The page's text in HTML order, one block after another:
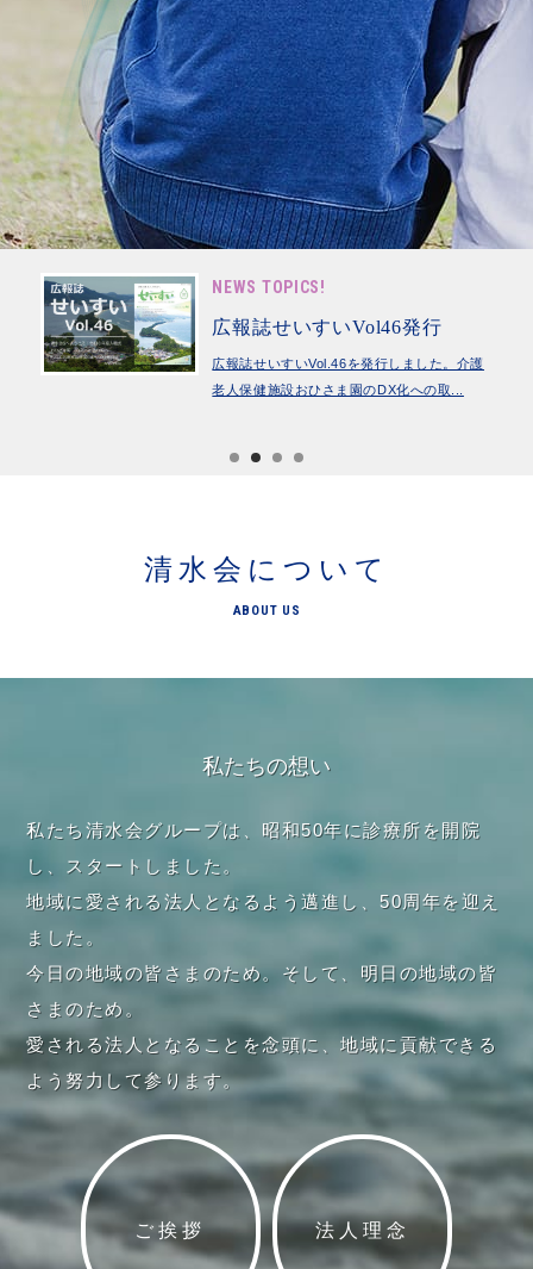
。介護
NEWS TOPICS!
オンライン申込受付中！
これまで各事業所に郵送やお持ち込みしてい
ただいていたサービスの申込書類を、...
清水会について
ABOUT US
私たちの想い
私たち清水会グループは、昭和50年に診療所を開院
し、スタートしました。
地域に愛される法人となるよう邁進し、50周年を迎え
ました。
今日の地域の皆さまのため。そして、明日の地域の皆
さまのため。
愛される法人となることを念頭に、地域に貢献できる
よう努力して参ります。
ご挨拶 法人理念